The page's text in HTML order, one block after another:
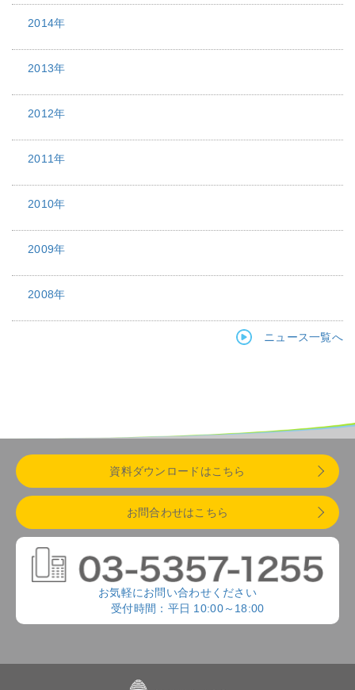
2014年
2013年
2012年
2011年
2010年
2009年
2008年
ニュース一覧へ
資料ダウンロードはこちら
お問合わせはこちら
お気軽にお問い合わせください
受付時間：平日 10:00～18:00